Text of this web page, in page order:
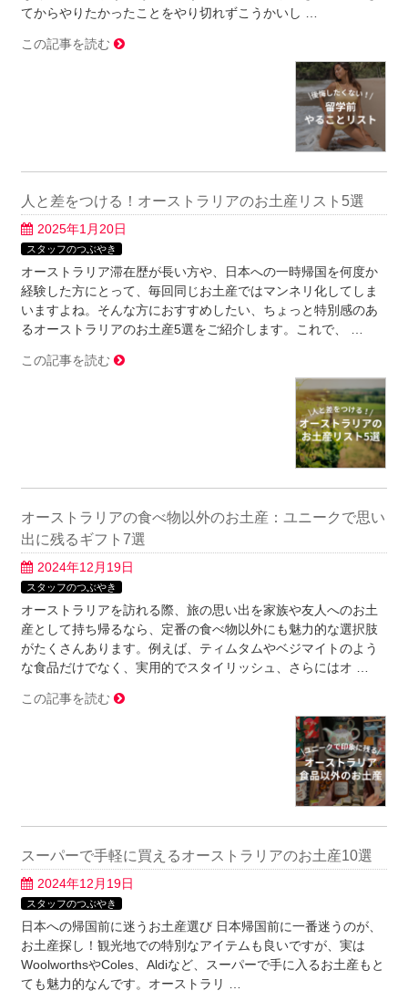
てからやりたかったことをやり切れずこうかいし …
この記事を読む
人と差をつける！オーストラリアのお土産リスト5選
2025年1月20日
スタッフのつぶやき
オーストラリア滞在歴が長い方や、日本への一時帰国を何度か
経験した方にとって、毎回同じお土産ではマンネリ化してしま
いますよね。そんな方におすすめしたい、ちょっと特別感のあ
るオーストラリアのお土産5選をご紹介します。これで、 …
この記事を読む
オーストラリアの食べ物以外のお土産：ユニークで思い
出に残るギフト7選
2024年12月19日
スタッフのつぶやき
オーストラリアを訪れる際、旅の思い出を家族や友人へのお土
産として持ち帰るなら、定番の食べ物以外にも魅力的な選択肢
がたくさんあります。例えば、ティムタムやベジマイトのよう
な食品だけでなく、実用的でスタイリッシュ、さらにはオ …
この記事を読む
スーパーで手軽に買えるオーストラリアのお土産10選
2024年12月19日
スタッフのつぶやき
日本への帰国前に迷うお土産選び 日本帰国前に一番迷うのが、
お土産探し！観光地での特別なアイテムも良いですが、実は
WoolworthsやColes、Aldiなど、スーパーで手に入るお土産もと
ても魅力的なんです。オーストラリ …